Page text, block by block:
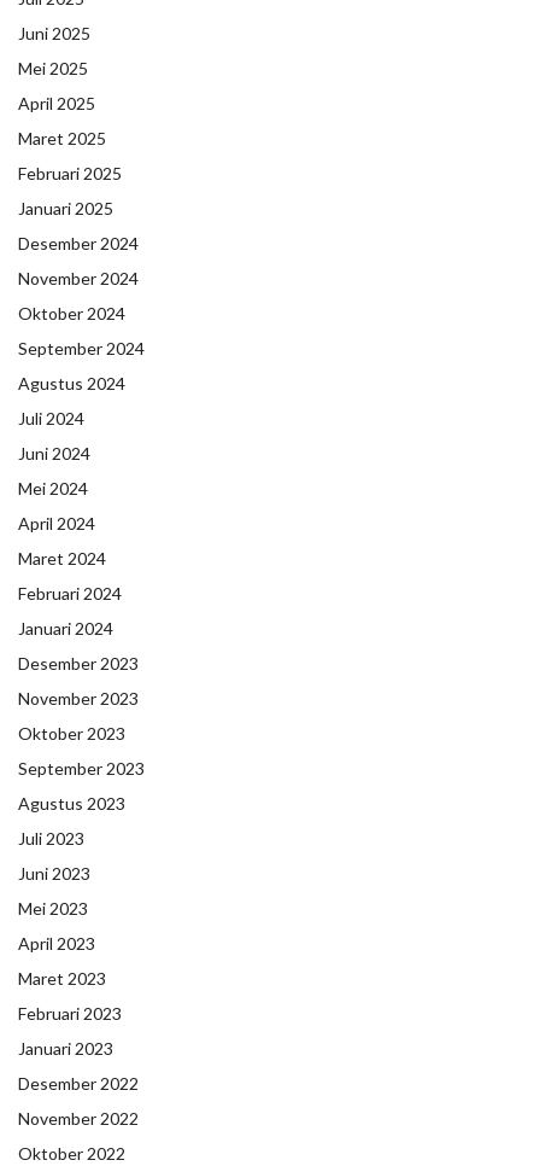
Juni 2025
Mei 2025
April 2025
Maret 2025
Februari 2025
Januari 2025
Desember 2024
November 2024
Oktober 2024
September 2024
Agustus 2024
Juli 2024
Juni 2024
Mei 2024
April 2024
Maret 2024
Februari 2024
Januari 2024
Desember 2023
November 2023
Oktober 2023
September 2023
Agustus 2023
Juli 2023
Juni 2023
Mei 2023
April 2023
Maret 2023
Februari 2023
Januari 2023
Desember 2022
November 2022
Oktober 2022